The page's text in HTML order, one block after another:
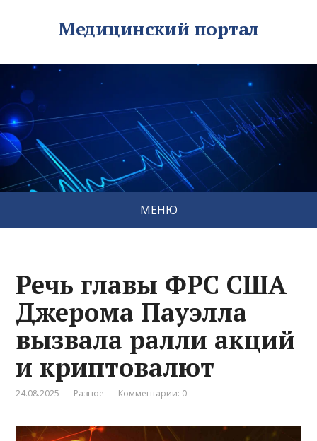
Медицинский портал
МЕНЮ
Речь главы ФРС США
Джерома Пауэлла
вызвала ралли акций
и криптовалют
24.08.2025 Разное Комментарии: 0